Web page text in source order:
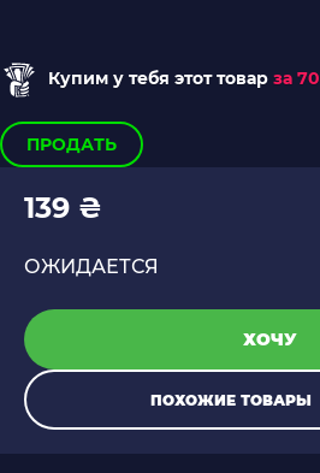
Купим у тебя этот товар за 70
ПРОДАТЬ
139 ₴
ОЖИДАЕТСЯ
ХОЧУ
ПОХОЖИЕ ТОВАРЫ